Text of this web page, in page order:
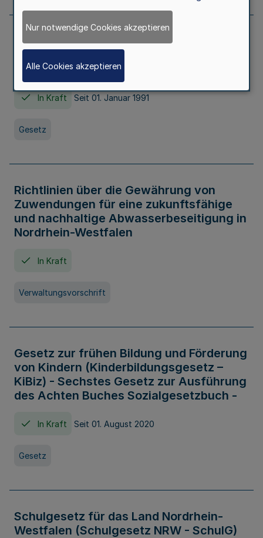
Erstes Gesetz zur Ausführung des
Kinder- und Jugendhilfegesetzes - AG -
KJHG -
In Kraft Seit 01. Januar 1991
Gesetz
Richtlinien über die Gewährung von
Zuwendungen für eine zukunftsfähige
und nachhaltige Abwasserbeseitigung in
Nordrhein-Westfalen
In Kraft
Verwaltungsvorschrift
Gesetz zur frühen Bildung und Förderung
von Kindern (Kinderbildungsgesetz –
KiBiz) - Sechstes Gesetz zur Ausführung
des Achten Buches Sozialgesetzbuch -
In Kraft Seit 01. August 2020
Gesetz
Schulgesetz für das Land Nordrhein-
Westfalen (Schulgesetz NRW - SchulG)
Nur notwendige Cookies akzeptieren
Alle Cookies akzeptieren